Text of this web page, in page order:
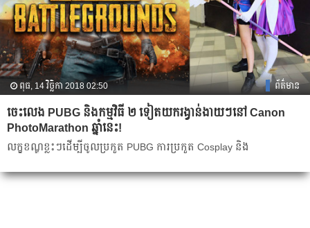
ពុធ, 14 វិច្ឆិកា 2018 02:50 ព័ត៌មាន
ចេះ​លេង​ PUBG និង​កម្មវិធី ២ ទៀត​យក​រង្វាន់​ងាយៗនៅ ​Canon
PhotoMarathon ឆ្នាំនេះ!
លក្ខខណ្ឌ​ខ្លះៗដើម្បី​ចូល​ប្រកួត PUBG ការ​ប្រកួត Cosplay និង